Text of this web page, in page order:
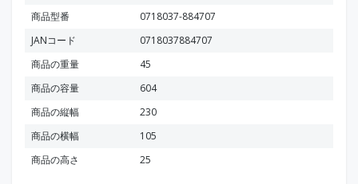
商品型番
0718037-884707
JANコード
0718037884707
商品の重量
45
商品の容量
604
商品の縦幅
230
商品の横幅
105
商品の高さ
25